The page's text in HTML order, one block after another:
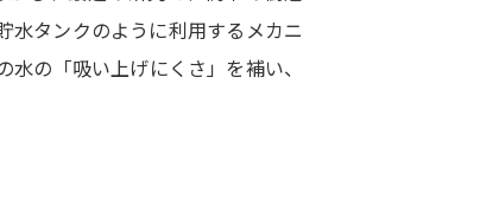
新学年スタート号特集ページ（高2生用）
SELFBRAND特集ページ
水タンクのように利用するメカニ
の「吸い上げにくさ」を補い、